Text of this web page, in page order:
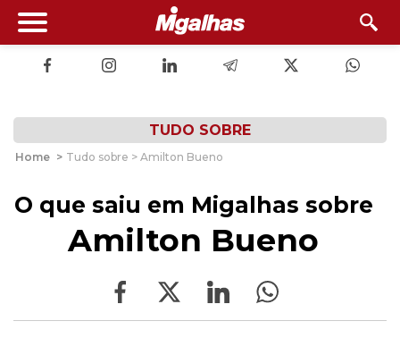
TUDO SOBRE
Home > Tudo sobre > Amilton Bueno
O que saiu em Migalhas sobre
Amilton Bueno